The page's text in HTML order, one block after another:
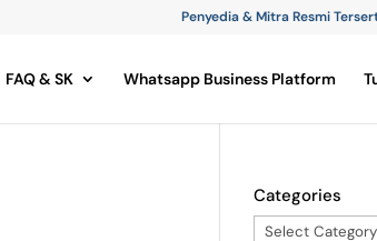
Penyedia & Mitra Resmi
FAQ & SK Whatsapp Business Platform
Categories